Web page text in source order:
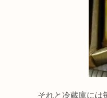
それと冷蔵庫には